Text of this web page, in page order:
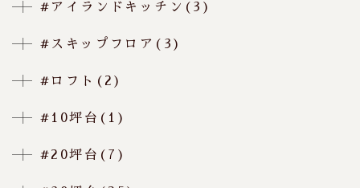
#アイランドキッチン(3)
#スキップフロア(3)
#ロフト(2)
#10坪台(1)
#20坪台(7)